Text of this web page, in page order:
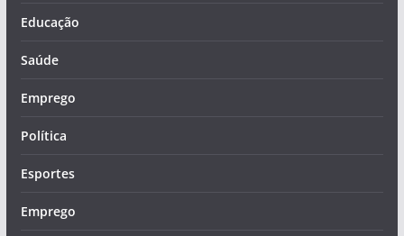
Educação
Saúde
Emprego
Política
Esportes
Emprego